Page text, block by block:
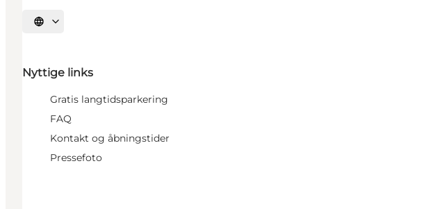
Vælg sprog
Nyttige links
Gratis langtidsparkering
FAQ
Kontakt og åbningstider
Pressefoto